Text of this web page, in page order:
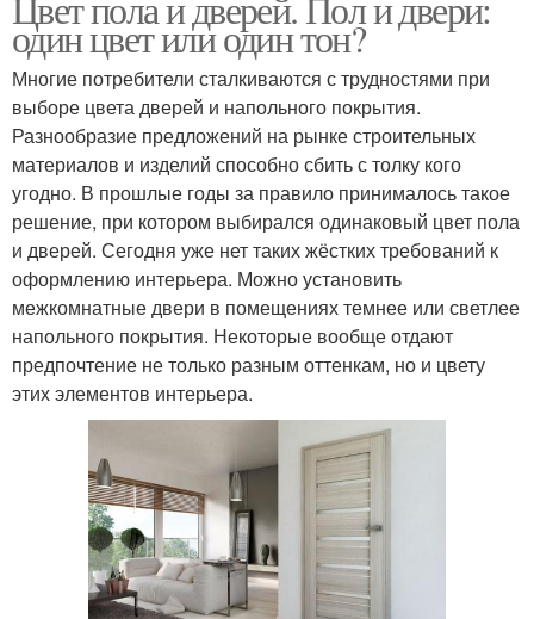
один цвет или один тон?
Многие потребители сталкиваются с трудностями при
выборе цвета дверей и напольного покрытия.
Разнообразие предложений на рынке строительных
материалов и изделий способно сбить с толку кого
угодно. В прошлые годы за правило принималось такое
решение, при котором выбирался одинаковый цвет пола
и дверей. Сегодня уже нет таких жёстких требований к
оформлению интерьера. Можно установить
межкомнатные двери в помещениях темнее или светлее
напольного покрытия. Некоторые вообще отдают
предпочтение не только разным оттенкам, но и цвету
этих элементов интерьера.